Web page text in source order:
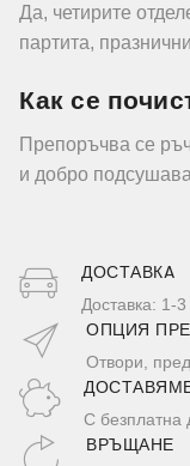
Да, четирите
партита,
Как се
Препоръчва се
и добро
ДОСТАВКA
Доставка: 1-
ОПЦИЯ
Отвори,
С безплатна
ВРЪЩАНЕ